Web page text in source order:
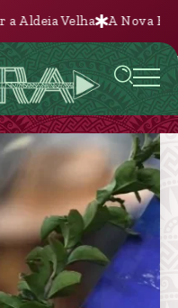
A Nova Batalha pela Terra